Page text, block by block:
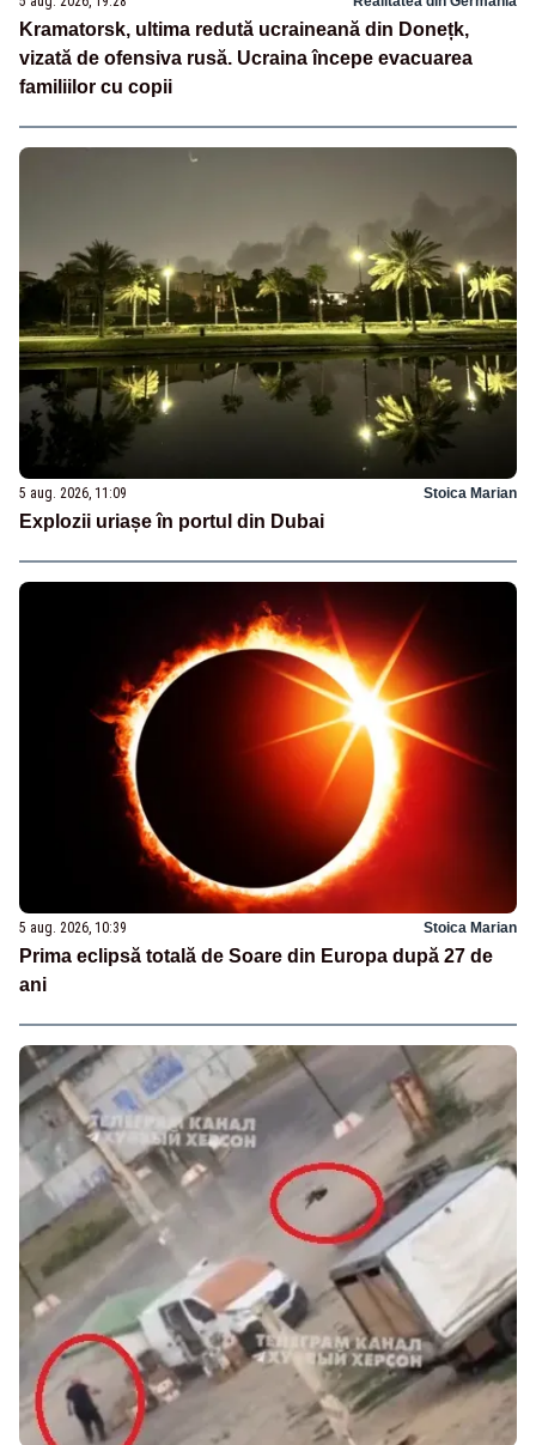
Kramatorsk, ultima redută ucraineană din Donețk,
vizată de ofensiva rusă. Ucraina începe evacuarea
familiilor cu copii
5 aug. 2026, 11:09 Stoica Marian
Explozii uriașe în portul din Dubai
5 aug. 2026, 10:39 Stoica Marian
Prima eclipsă totală de Soare din Europa după 27 de
ani